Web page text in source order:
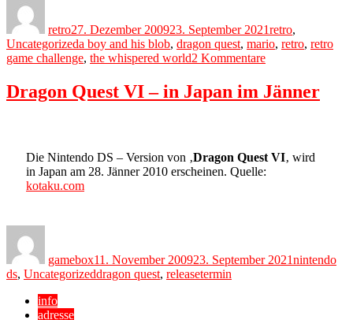
retro27. Dezember 200923. September 2021retro,
UncategorizedTags
a boy and his blob, dragon quest, mario, retro, retro
game challenge, the whispered world2 Kommentarezu
Spiele
des
Retrofans
Dragon Quest VI – in Japan im Jänner
Die Nintendo DS – Version von ‚Dragon Quest VI‚ wird
in Japan am 28. Jänner 2010 erscheinen. Quelle:
kotaku.com
gamebox11. November 200923. September 2021nintendo
ds, UncategorizedTags
dragon quest, releasetermin
info
adresse